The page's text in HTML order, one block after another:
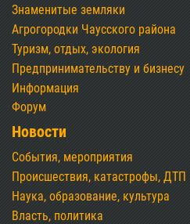
Знаменитые земляки
Агрогородки Чаусского района
Туризм, отдых, экология
Предпринимательству и бизнесу
Информация
Форум
Новости
События, мероприятия
Происшествия, катастрофы, ДТП
Наука, образование, культура
Власть, политика